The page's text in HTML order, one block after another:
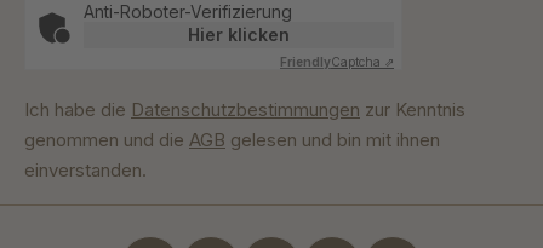
Anti-Roboter-Verifizierung
Hier klicken
FriendlyCaptcha ⇗
Ich habe die Datenschutzbestimmungen zur Kenntnis
genommen und die AGB gelesen und bin mit ihnen
einverstanden.